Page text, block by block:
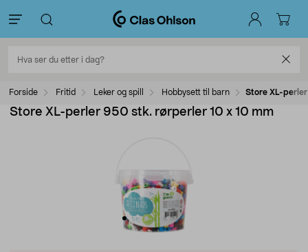
Forside Fritid Leker og spill Hobbysett til barn Store XL-
Store XL-perler 950 stk. rørperler 10 x 10 mm